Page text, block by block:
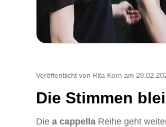
Veröffentlicht von Rita Korn am
Die Stimmen
Die a cappella Reihe geht